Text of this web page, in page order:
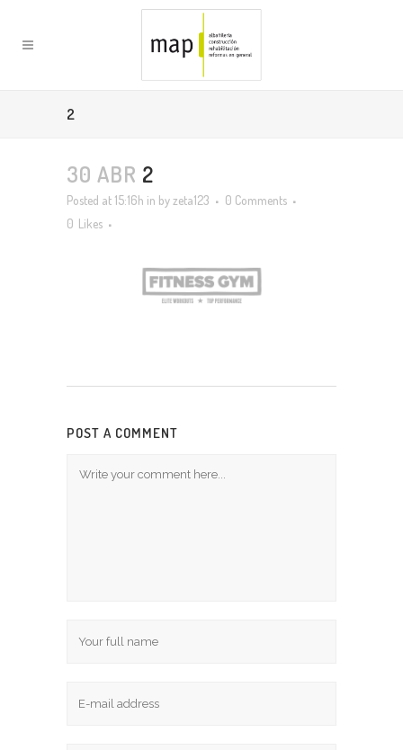
2
30 ABR 2
Posted at 15:16h in byzeta123
0 Comments
0 Likes
POST A COMMENT